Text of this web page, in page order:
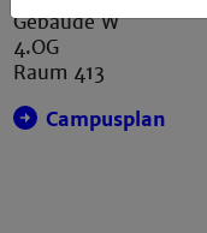
Gebäude W
4.OG
Raum 413
Campusplan